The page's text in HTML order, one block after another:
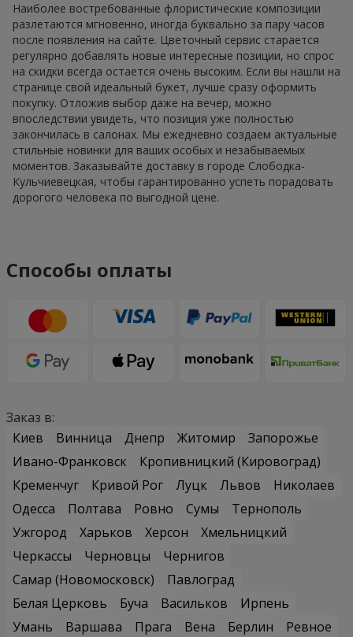
Наиболее востребованные флористические композиции
разлетаются мгновенно, иногда буквально за пару часов
после появления на сайте. Цветочный сервис старается
регулярно добавлять новые интересные позиции, но спрос
на скидки всегда остается очень высоким. Если вы нашли на
странице свой идеальный букет, лучше сразу оформить
покупку. Отложив выбор даже на вечер, можно
впоследствии увидеть, что позиция уже полностью
закончилась в салонах. Мы ежедневно создаем актуальные
стильные новинки для ваших особых и незабываемых
моментов. Заказывайте доставку в городе Слободка-
Кульчиевецкая, чтобы гарантированно успеть порадовать
дорогого человека по выгодной цене.
Способы оплаты
Заказ в:
Киев
Винница Днепр Житомир
Запорожье
Ивано-Франковск
Кропивницкий (Кировоград)
Кременчуг
Кривой Рог Луцк Львов
Николаев
Одесса
Полтава Ровно Сумы
Тернополь
Ужгород
Харьков Херсон
Хмельницкий
Черкассы
Черновцы
Чернигов
Самар (Новомосковск)
Павлоград
Белая Церковь
Буча Васильков
Ирпень
Умань
Варшава Прага Вена Берлин
Ревное